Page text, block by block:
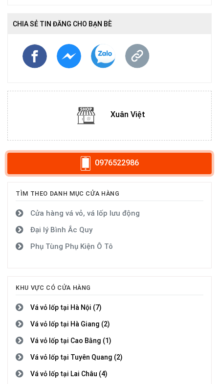
CHIA SẺ TIN ĐĂNG CHO BẠN BÈ
Xuân Việt
0976522986
TÌM THEO DANH MỤC CỬA HÀNG
Cửa hàng vá vỏ, vá lốp lưu động
Đại lý Bình Ắc Quy
Phụ Tùng Phụ Kiện Ô Tô
KHU VỰC CÓ CỬA HÀNG
Vá vỏ lốp tại Hà Nội (7)
Vá vỏ lốp tại Hà Giang (2)
Vá vỏ lốp tại Cao Bằng (1)
Vá vỏ lốp tại Tuyên Quang (2)
Vá vỏ lốp tại Lai Châu (4)